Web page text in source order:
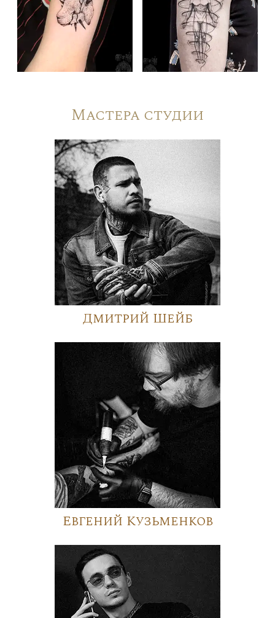
Мастера студии
Дмитрий Шейб
Евгений Кузьменков